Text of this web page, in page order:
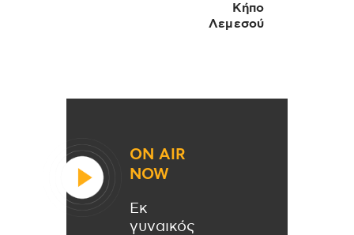
Κήπο
Λεμεσού
ON AIR
NOW
Εκ
γυναικός